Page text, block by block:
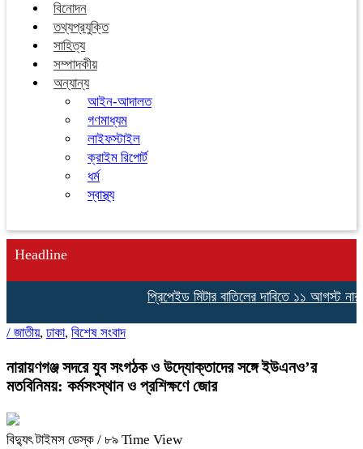
বিনোদন
তথ্যপ্রযুক্তি
সাহিত্য
সম্পাদকীয়
অন্যান্য
আইন-আদালত
গণমাধ্যম
লাইফস্টাইল
ক্রাইম রিপোর্ট
ধর্ম
স্বাস্থ্য
Headline
প্রিপেইড মিটার বাতিলের দাবিতে ১১ আগস্ট
/ জাতীয়, ঢাকা, বিশেষ সংবাদ
নারায়ণগঞ্জ সদরে যুব সংগঠক ও উদ্যোক্তাদের সঙ্গে ইউএনও’র
মতবিনিময়: কর্মসংস্থান ও প্রশিক্ষণে জোর
বিদ্যুৎ টাইমস ডেস্ক / ৮৯ Time View